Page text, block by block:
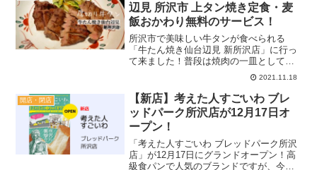
辺見 所沢市 上タン焼き定食・麦
飯おかわり無料のサービス！
所沢市で美味しい牛タンが食べられる
「牛たん焼き仙台辺見 新所沢店」に行っ
て来ました！普段は焼肉の一皿として注
文することがほとんどですが、今回は専
門店♪埼玉で牛タンを食べたくなった時に
おすすめなので、ぜひチェックしてくだ
さい。記事のメニューや...
2021.11.18
開店・閉店
【新店】考えた人すごいわ ブレ
ッドパーク所沢店が12月17日オ
ープン！
「考えた人すごいわ ブレッドパーク所沢
店」が12月17日にグランドオープン！高
級食パンで人気のブランドですが、今回